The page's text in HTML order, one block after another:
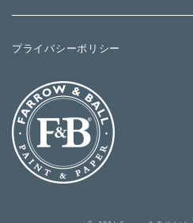
プライバシーポリシー